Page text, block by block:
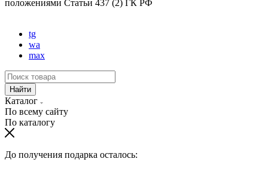
положениями Статьи 437 (2) ГК РФ
tg
wa
max
Найти
Каталог
По всему сайту
По каталогу
До получения подарка осталось: